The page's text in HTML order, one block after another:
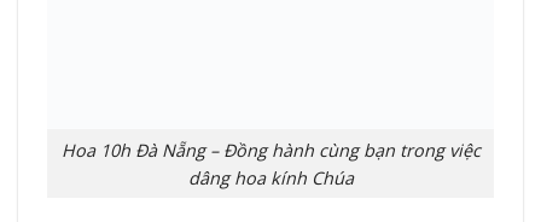
Hoa 10h Đà Nẵng – Đồng hành cùng bạn trong việc
dâng hoa kính Chúa